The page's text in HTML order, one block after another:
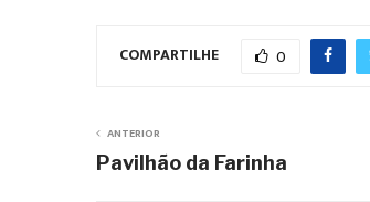
COMPARTILHE 0
ANTERIOR
Pavilhão da Farinha